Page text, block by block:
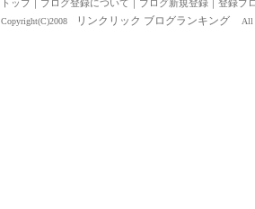
トップ｜ ブログ登録について ｜ ブログ新規登録 ｜ 登録ブ
Copyright(C)2008 リンクリック ブログランキング All